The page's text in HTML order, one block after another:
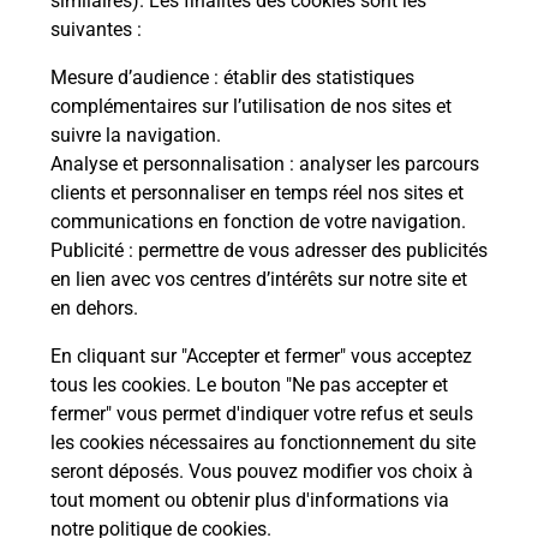
suivantes :
Mesure d’audience : établir des statistiques
complémentaires sur l’utilisation de nos sites et
suivre la navigation.
Analyse et personnalisation : analyser les parcours
clients et personnaliser en temps réel nos sites et
communications en fonction de votre navigation.
Publicité : permettre de vous adresser des publicités
en lien avec vos centres d’intérêts sur notre site et
en dehors.
En cliquant sur "Accepter et fermer" vous acceptez
tous les cookies. Le bouton "Ne pas accepter et
fermer" vous permet d'indiquer votre refus et seuls
les cookies nécessaires au fonctionnement du site
seront déposés. Vous pouvez modifier vos choix à
tout moment ou obtenir plus d'informations via
notre politique de cookies.
En savoir plus
Code de la route auto ou moto
Vous cherchez à passer votre code de la route auto
ou moto au Bureau La Poste - MARSEILLE Saint
Julien (13012) ? Découvrez l'offre proposée par La
Poste.
En savoir plus
MARSEILLE
Marseille 12ème arrondissement